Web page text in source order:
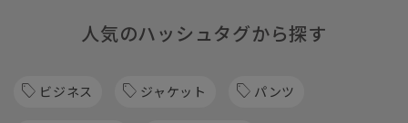
人気のハッシュタグから探す
ビジネス ジャケット パンツ